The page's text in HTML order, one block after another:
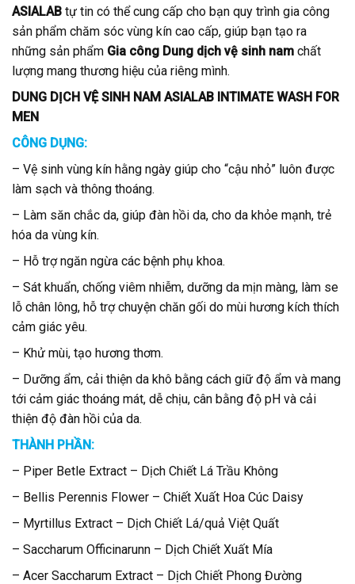
ASIALAB tự tin có thể cung cấp cho bạn quy trình gia công
sản phẩm chăm sóc vùng kín cao cấp, giúp bạn tạo ra
những sản phẩm Gia công Dung dịch vệ sinh nam chất
lượng mang thương hiệu của riêng mình.
DUNG DỊCH VỆ SINH NAM ASIALAB INTIMATE WASH FOR
MEN
CÔNG DỤNG:
– Vệ sinh vùng kín hằng ngày giúp cho “cậu nhỏ” luôn được
làm sạch và thông thoáng.
– Làm săn chắc da, giúp đàn hồi da, cho da khỏe mạnh, trẻ
hóa da vùng kín.
– Hỗ trợ ngăn ngừa các bệnh phụ khoa.
– Sát khuẩn, chống viêm nhiễm, dưỡng da mịn màng, làm se
lỗ chân lông, hỗ trợ chuyện chăn gối do mùi hương kích thích
cảm giác yêu.
– Khử mùi, tạo hương thơm.
– Dưỡng ẩm, cải thiện da khô bằng cách giữ độ ẩm và mang
tới cảm giác thoáng mát, dễ chịu, cân bằng độ pH và cải
thiện độ đàn hồi của da.
THÀNH PHẦN:
– Piper Betle Extract – Dịch Chiết Lá Trầu Không
– Bellis Perennis Flower – Chiết Xuất Hoa Cúc Daisy
– Myrtillus Extract – Dịch Chiết Lá/quả Việt Quất
– Saccharum Officinarunn – Dịch Chiết Xuất Mía
– Acer Saccharum Extract – Dịch Chiết Phong Đường